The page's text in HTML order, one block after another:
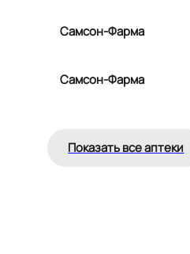
Самсон-Фарма
Самсон-Фарма
Показать все аптеки